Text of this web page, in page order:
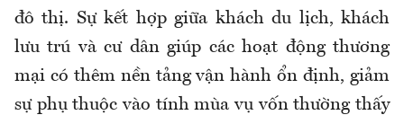
đô thị. Sự kết hợp giữa khách du lịch, khách
lưu trú và cư dân giúp các hoạt động thương
mại có thêm nền tảng vận hành ổn định, giảm
sự phụ thuộc vào tính mùa vụ vốn thường thấy